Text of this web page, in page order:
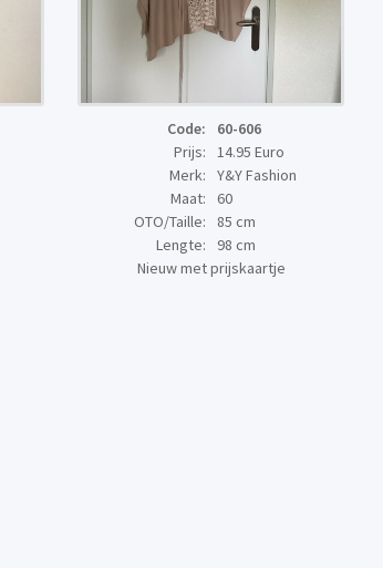
Code:
60-606
Prijs:
14.95 Euro
Merk:
Y&Y Fashion
Maat:
60
OTO/Taille:
85 cm
Lengte:
98 cm
Nieuw met prijskaartje